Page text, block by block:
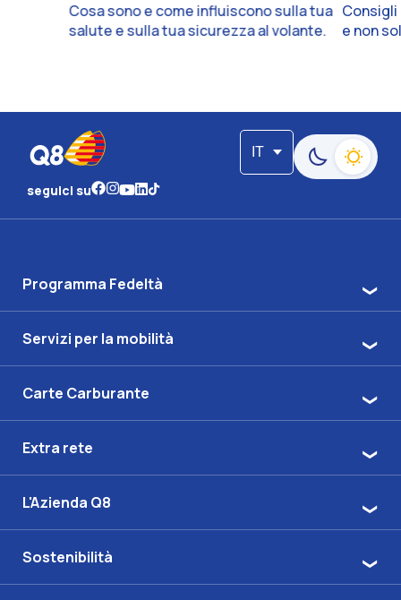
Cosa sono e come influiscono sulla tua
salute e sulla tua sicurezza al volante.
e non
IT
Passa alla
seguici su
Programma Fedeltà
Servizi per la mobilità
Carte Carburante
Extra rete
L'Azienda Q8
Sostenibilità